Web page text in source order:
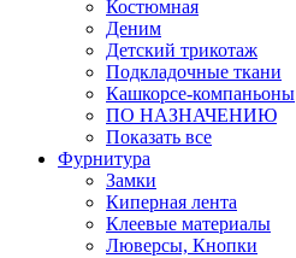
Костюмная
Деним
Детский трикотаж
Подкладочные ткани
Кашкорсе-компаньоны
ПО НАЗНАЧЕНИЮ
Показать все
Фурнитура
Замки
Киперная лента
Клеевые материалы
Люверсы, Кнопки